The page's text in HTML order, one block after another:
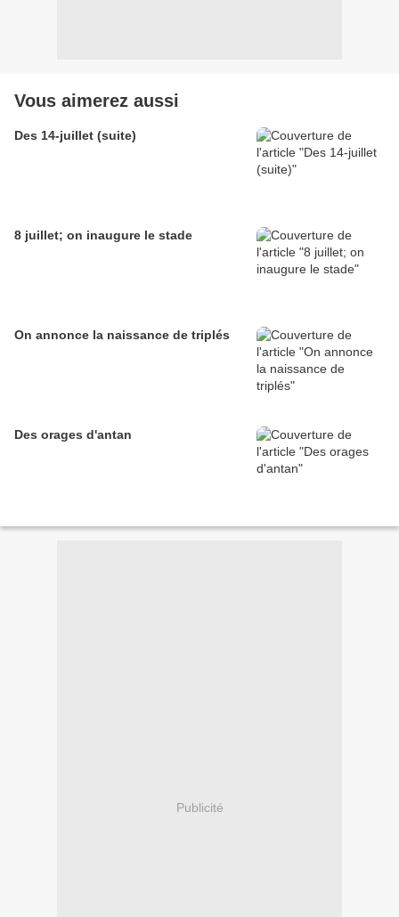
Vous aimerez aussi
Des 14-juillet (suite)
8 juillet; on inaugure le stade
On annonce la naissance de triplés
Des orages d'antan
Publicité